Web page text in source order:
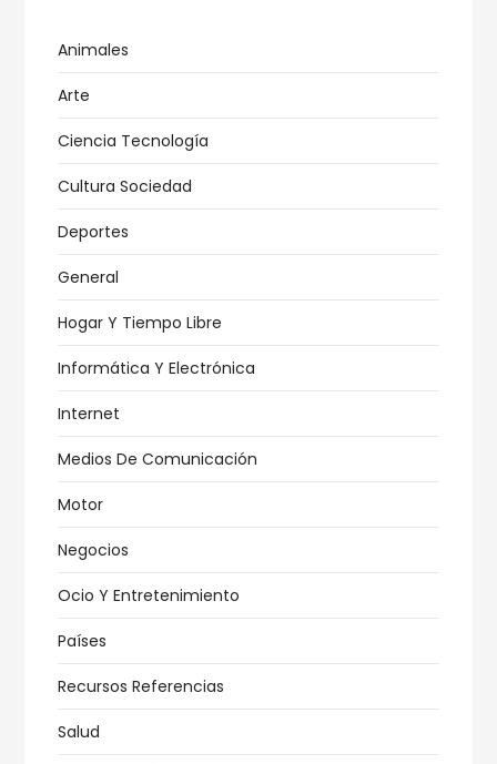
Animales
Arte
Ciencia Tecnología
Cultura Sociedad
Deportes
General
Hogar Y Tiempo Libre
Informática Y Electrónica
Internet
Medios De Comunicación
Motor
Negocios
Ocio Y Entretenimiento
Países
Recursos Referencias
Salud